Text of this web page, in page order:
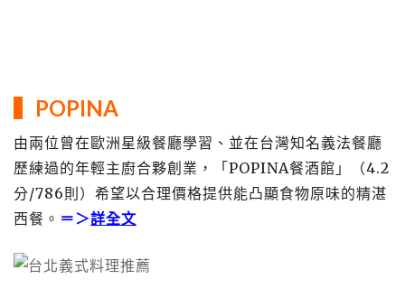
POPINA
由兩位曾在歐洲星級餐廳學習、並在台灣知名義法餐廳
歷練過的年輕主廚合夥創業，「POPINA餐酒館」（4.2
分/786則）希望以合理價格提供能凸顯食物原味的精湛
西餐。 ＝＞詳全文